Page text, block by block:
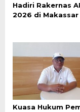
Hadiri Rakernas
2026 di Makassar
Kuasa Hukum